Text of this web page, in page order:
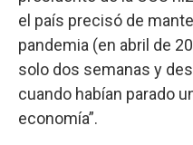
el país precisó de
pandemia (en abril de
solo dos semanas y
cuando habían parado
economía”.